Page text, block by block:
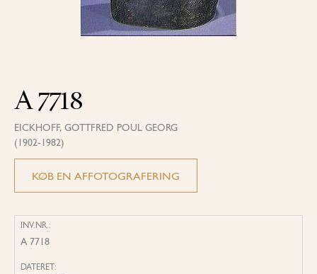
A 7718
EICKHOFF, GOTTFRED POUL GEORG
(1902-1982)
KØB EN AFFOTOGRAFERING
INV.NR.:
A 7718
DATERET: